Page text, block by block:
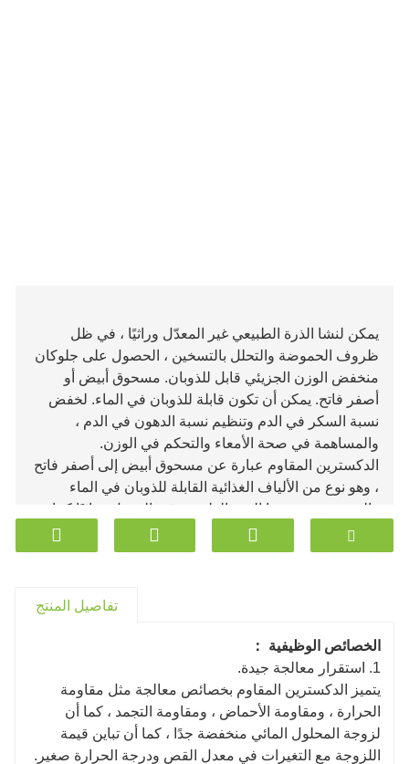
يمكن لنشا الذرة الطبيعي غير المعدّل وراثيًا ، في ظل
ظروف الحموضة والتحلل بالتسخين ، الحصول على جلوكان
منخفض الوزن الجزيئي قابل للذوبان. مسحوق أبيض أو
أصفر فاتح. يمكن أن تكون قابلة للذوبان في الماء. لخفض
نسبة السكر في الدم وتنظيم نسبة الدهون في الدم ،
والمساهمة في صحة الأمعاء والتحكم في الوزن.
الدكسترين المقاوم عبارة عن مسحوق أبيض إلى أصفر فاتح
، وهو نوع من الألياف الغذائية القابلة للذوبان في الماء
والمصنوعة من نشا الذرة الطبيعي غير المعدل وراثيًا كمادة
خام ، بعد درجة معينة من التحلل المائي والبلمرة والفصل
وخطوات أخرى . محتواها المنخفض من السعرات الحرارية ،
تظل مستقرة في ظل ظروف درجات الحرارة المرتفعة ،
ودرجة الحموضة المتغيرة ، والبيئة الرطبة ، وقوة القطع
العالية. يمكن استخدامها في الأطعمة والمشروبات
وكبسولات المسحوق والمنتجات المصنعة الأخرى. أظهر عدد
كبير من الدراسات أن الدكسترين المقاوم هو منتج طبيعي
يدمج وظائف مختلفة مثل تنظيم صحة الأمعاء ، والوقاية من
أمراض القلب والأوعية الدموية وعلاجها ، والاستفادة من
البريبايوتكس ، وخفض نسبة السكر في الدم.
تفاصيل المنتج
الخصائص الوظيفية ：
1. استقرار معالجة جيدة.
يتميز الدكسترين المقاوم بخصائص معالجة مثل مقاومة
الحرارة ، ومقاومة الأحماض ، ومقاومة التجمد ، كما أن
لزوجة المحلول المائي منخفضة جدًا ، كما أن تباين قيمة
اللزوجة مع التغيرات في معدل القص ودرجة الحرارة صغير.